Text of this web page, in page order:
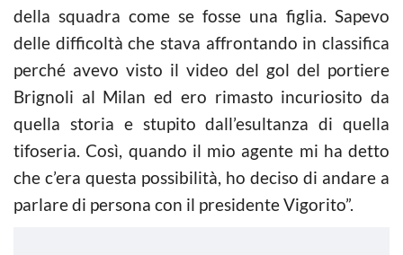
della squadra come se fosse una figlia. Sapevo
delle difficoltà che stava affrontando in classifica
perché avevo visto il video del gol del portiere
Brignoli al Milan ed ero rimasto incuriosito da
quella storia e stupito dall’esultanza di quella
tifoseria. Così, quando il mio agente mi ha detto
che c’era questa possibilità, ho deciso di andare a
parlare di persona con il presidente Vigorito”.